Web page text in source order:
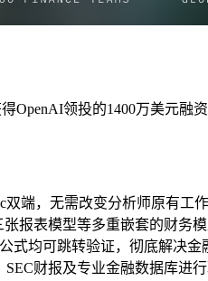
领投的1400万美元融
端，无需改变分析师原有工作
报表模型等多重嵌套的财务模
式均可跳转验证，彻底解决金
财报及专业金融数据库进行